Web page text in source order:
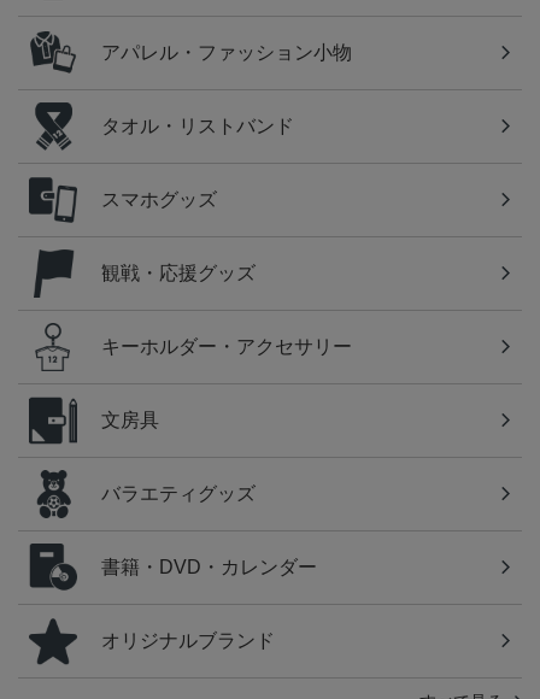
アパレル・ファッション小物
タオル・リストバンド
スマホグッズ
観戦・応援グッズ
キーホルダー・アクセサリー
文房具
バラエティグッズ
書籍・DVD・カレンダー
オリジナルブランド